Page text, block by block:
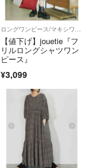
ロングワンピース/マキシワンピース
【値下げ】jouetie『フ
リルロングシャツワン
ピース』
¥3,099